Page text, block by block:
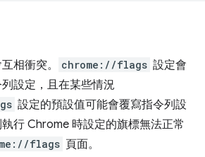
相衝突。 chrome://flags 設定會
設定，且在某些情況
設定的預設值可能會覆寫指令列設
行 Chrome 時設定的旗標無法正常
flags 頁面。